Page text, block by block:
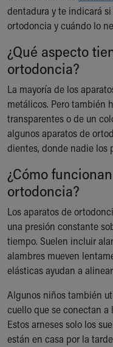
Who We Are
Building a Brighter
Our Mission, Vision,
Calendar of Events
Community Mission
Connect With Us
Our Culture of Caring
Newsroom
Our Leadership
Quality and Patient
Unity and
Our History
More childhood,
Cincinnati Children's
Your Visit
MyChart Telehealth
Directions
Doggie Brigade
Financial Services
Rest Accommodations
Visiting
Gift Shop
dentadura y te indicará
ortodoncia y cuándo lo
¿Qué aspecto
ortodoncia?
La mayoría de los
metálicos. Pero también
transparentes o de un
algunos aparatos de
dientes, donde nadie los
¿Cómo
ortodoncia?
Los aparatos de
una presión constante
tiempo. Suelen incluir
alambres mueven
elásticas ayudan a
Algunos niños también
cuello que se conectan
Estos arneses solo los
están en casa por la